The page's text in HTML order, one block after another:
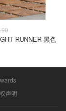
RUNNER 黑色
声明